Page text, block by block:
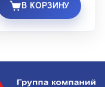
В КОРЗИНУ